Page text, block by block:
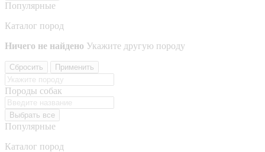
Популярные
Каталог пород
Ничего не найдено Укажите другую породу
Сбросить Применить
Породы собак
Выбрать все
Популярные
Каталог пород